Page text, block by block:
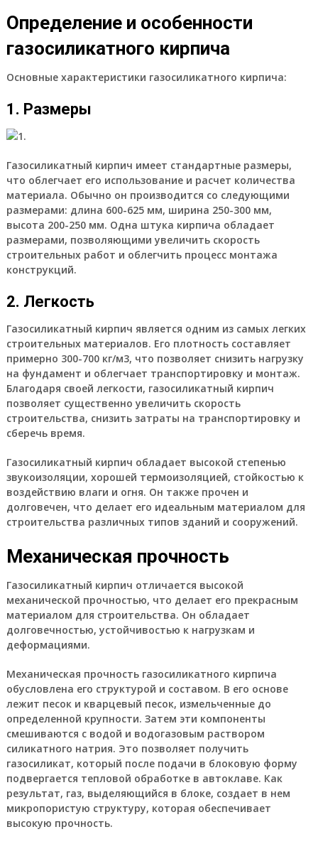
Определение и особенности
газосиликатного кирпича
Основные характеристики газосиликатного кирпича:
1. Размеры
Газосиликатный кирпич имеет стандартные размеры,
что облегчает его использование и расчет количества
материала. Обычно он производится со следующими
размерами: длина 600-625 мм, ширина 250-300 мм,
высота 200-250 мм. Одна штука кирпича обладает
размерами, позволяющими увеличить скорость
строительных работ и облегчить процесс монтажа
конструкций.
2. Легкость
Газосиликатный кирпич является одним из самых легких
строительных материалов. Его плотность составляет
примерно 300-700 кг/м3, что позволяет снизить нагрузку
на фундамент и облегчает транспортировку и монтаж.
Благодаря своей легкости, газосиликатный кирпич
позволяет существенно увеличить скорость
строительства, снизить затраты на транспортировку и
сберечь время.
Газосиликатный кирпич обладает высокой степенью
звукоизоляции, хорошей термоизоляцией, стойкостью к
воздействию влаги и огня. Он также прочен и
долговечен, что делает его идеальным материалом для
строительства различных типов зданий и сооружений.
Механическая прочность
Газосиликатный кирпич отличается высокой
механической прочностью, что делает его прекрасным
материалом для строительства. Он обладает
долговечностью, устойчивостью к нагрузкам и
деформациями.
Механическая прочность газосиликатного кирпича
обусловлена его структурой и составом. В его основе
лежит песок и кварцевый песок, измельченные до
определенной крупности. Затем эти компоненты
смешиваются с водой и водогазовым раствором
силикатного натрия. Это позволяет получить
газосиликат, который после подачи в блоковую форму
подвергается тепловой обработке в автоклаве. Как
результат, газ, выделяющийся в блоке, создает в нем
микропористую структуру, которая обеспечивает
высокую прочность.